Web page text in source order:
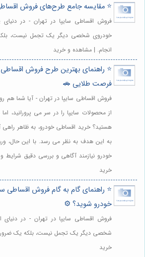
⭐️ مقایسه جامع طرح‌های فروش
فروش اقساطی سایپا در تهران - در دنیای
خودروی شخصی دیگر یک تجمل نیست، بلکه
انجام. | مشاهده و خرید
⭐️ راهنمای بهترین طرح فروش
فرصت طلایی 🚗
فروش اقساطی سایپا در تهران - آیا شما هم
از محصولات سایپا را در سر می پرورانید،
هستید؟ خرید اقساطی خودرو، به ظاهر
به این هدف به نظر می رسد. با این حال،
خودرو نیازمند آگاهی و بررسی دقیق
خرید
⭐️ راهنمای گام به گام فروش
خودرو شوید؟ ⚙️
فروش اقساطی سایپا در تهران - در دنیای
شخصی دیگر یک تجمل نیست، بلکه یک
خرید